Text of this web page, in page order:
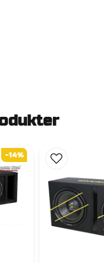
-14%